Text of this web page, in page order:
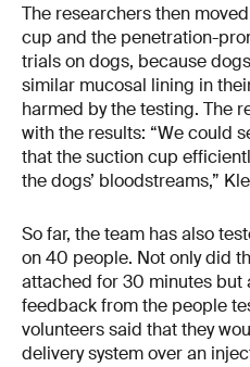
The researchers then
cup and the penetration-
trials on dogs, because
similar mucosal lining in
harmed by the testing. The
with the results: “We could
that the suction cup
the dogs’ bloodstreams,”
So far, the team has also
on 40 people. Not only did
attached for 30 minutes but
feedback from the people
volunteers said that they
delivery system over an